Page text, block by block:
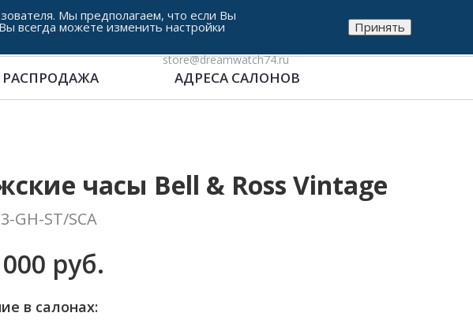
8-912-771-38-05
store@dreamwatch74.ru
РАСПРОДАЖА АДРЕСА САЛОНОВ
часы Bell & Ross Vintage
GH-ST/SCA
руб.
в салонах:
Мы предполагаем, что если Вы
всегда можете изменить настройки Принять